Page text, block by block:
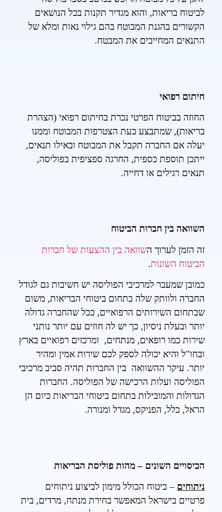
לביטוח בריאות, והוא מגדיר תקנות בכל הנושאים
הקשורים בהגנת המבוטח בהם גילוי נאות ומלא של
התנאים המחייבים את המבטח.
חיתום רפואי
החוזה בביטוח הפרטי נכרת בחיתום רפואי (הצהרת
בריאות), שמתבצע בעת הצטרפות המבוטח וממנו
יעלה אם החברה תקבל את המבוטח ובאילו תנאים,
ייתכן תוספת כספית, החרגה ספציפית בפוליסה,
תנאים רגילים או דחייה.
השוואה בין חברות הביטוח
זה הזמן לערוך השוואה בין ההצעות של חברות
הביטוח השונות.
כמובן שמעבר למרכיבי הפוליסה יש חשיבות גם לגודל
החברה ולוותק שלה בתחום ביטוחי הבריאות, משום
שבתחום השירותים הרפואיים, ככל שהחברה גדולה
יותר ובעלת ניסיון, כך יש לה חוזים עם יותר נותני
שירות כמו רופאים, מנתחים, ומרכזים רפואיים בארץ
ובחו"ל והיא יכולה לספק לכם שירות אמין ומהיר
יותר. עיקר ההשוואה בין החברות תהיה סביב מרכיבי
הפוליסה ועלות הרכישה של הפוליסה. החברות
הגדולות והמובילות בתחום ביטוחי הבריאות כיום הן
הראל, כלל, הפניקס, מגדל ומנורה.
הכיסויים השונים – מהות פוליסת הבריאות
ניתוחים – ביטוח הכולל מימון לביצוע ניתוחים
פרטיים בישראל המאפשר בחירת מנתח, מרדים, בית